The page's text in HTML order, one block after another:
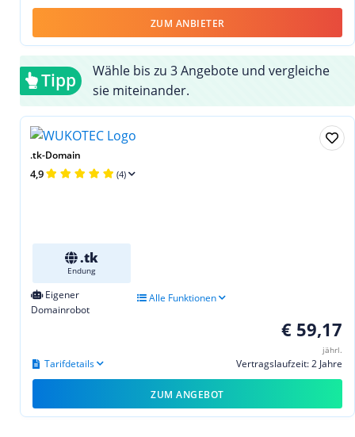
ZUM ANBIETER
Tipp
Wähle bis zu 3 Angebote und vergleiche
sie miteinander.
.tk-Domain
4,9 (4)
.tk
Endung
Eigener
Domainrobot
Alle Funktionen
€ 59,17
jährl.
Vertragslaufzeit: 2 Jahre
Tarifdetails
ZUM ANGEBOT